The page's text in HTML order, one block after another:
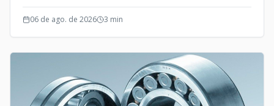
vertente tecnológica que caminhou a passos largos nos
últimos anos.
06 de ago. de 2026 3 min